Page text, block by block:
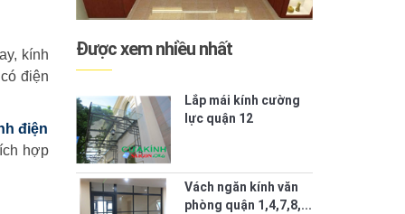
kính
điện
điện
hợp
Được xem nhiều nhất
Lắp mái kính cường
lực quận 12
Vách ngăn kính văn
phòng quận 1,4,7,8,...